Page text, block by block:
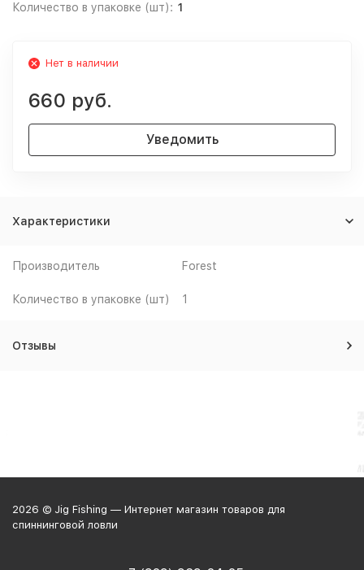
Количество в упаковке (шт): 1
Нет в наличии
660 руб.
Уведомить
Характеристики
Производитель Forest
Количество в упаковке (шт) 1
Отзывы
2026 © Jig Fishing — Интернет магазин товаров для
спиннинговой ловли